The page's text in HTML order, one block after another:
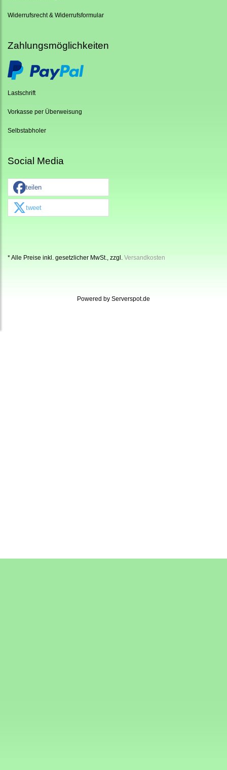
Widerrufsrecht & Widerrufsformular
Zahlungsmöglichkeiten
Lastschrift
Vorkasse per Überweisung
Selbstabholer
Social Media
teilen
tweet
* Alle Preise inkl. gesetzlicher MwSt., zzgl. Versandkosten
Powered by Serverspot.de